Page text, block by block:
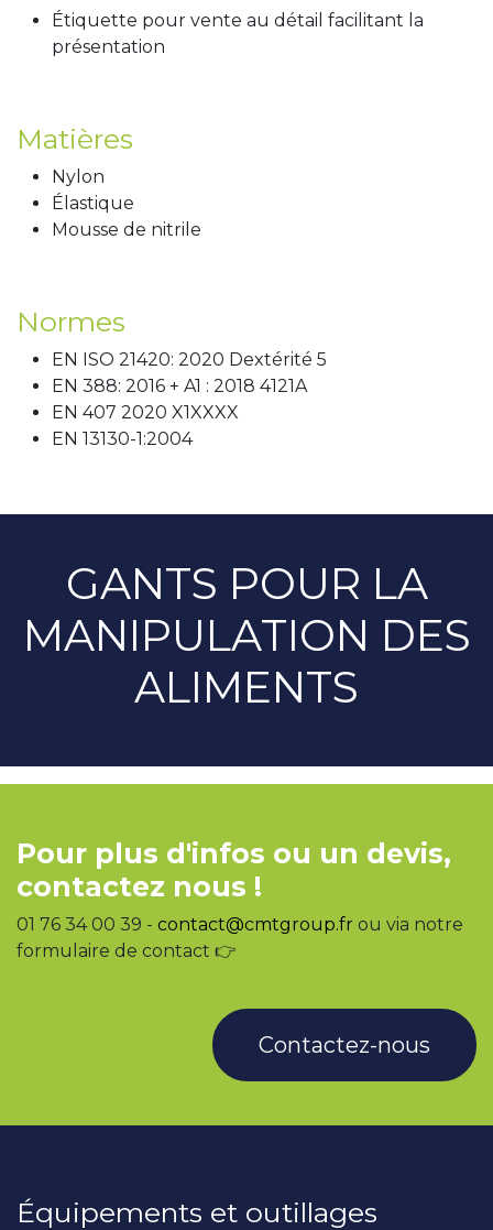
Étiquette pour vente au détail facilitant la
présentation
Matières
Nylon
Élastique
Mousse de nitrile
Normes
EN ISO 21420: 2020 Dextérité 5
EN 388: 2016 + A1 : 2018 4121A
EN 407 2020 X1XXXX
EN 13130-1:2004
GANTS POUR LA
MANIPULATION DES
ALIMENTS
Pour plus d'infos ou un devis,
contactez nous !
01 76 34 00 39 - contact@cmtgroup.fr ou via notre
formulaire de contact 👉
Contactez-nous
Équipements et outillages